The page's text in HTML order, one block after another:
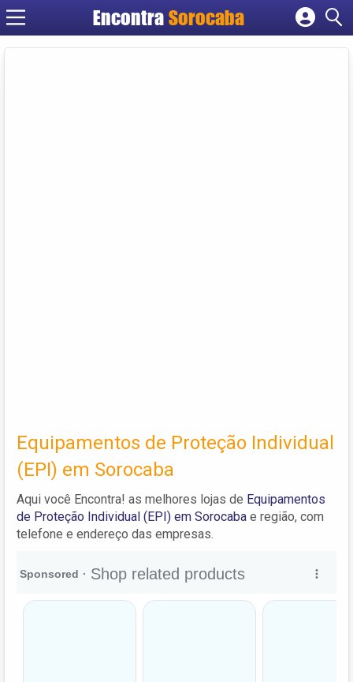
EncontraSorocaba
Cadastrar empresa
Equipamentos de Proteção Individual
(EPI) em Sorocaba
Aqui você Encontra! as melhores lojas de Equipamentos
de Proteção Individual (EPI) em Sorocaba e região, com
telefone e endereço das empresas.